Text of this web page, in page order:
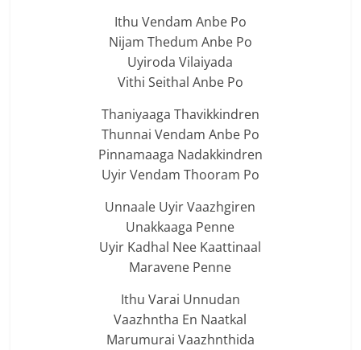
Ithu Vendam Anbe Po
Nijam Thedum Anbe Po
Uyiroda Vilaiyada
Vithi Seithal Anbe Po
Thaniyaaga Thavikkindren
Thunnai Vendam Anbe Po
Pinnamaaga Nadakkindren
Uyir Vendam Thooram Po
Unnaale Uyir Vaazhgiren
Unakkaaga Penne
Uyir Kadhal Nee Kaattinaal
Maravene Penne
Ithu Varai Unnudan
Vaazhntha En Naatkal
Marumurai Vaazhnthida